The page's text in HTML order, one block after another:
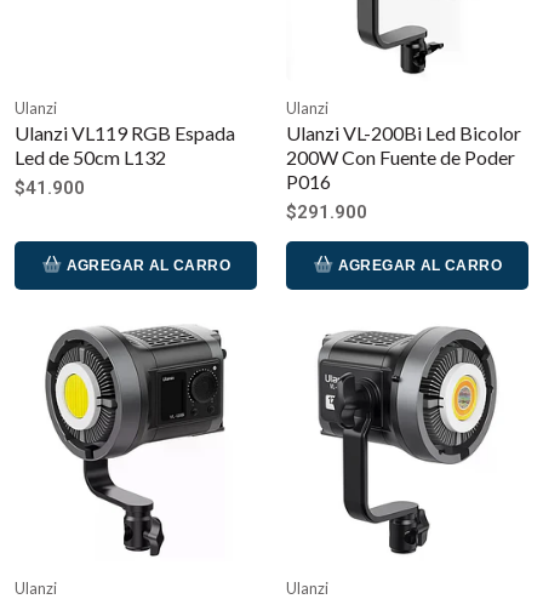
Ulanzi
Ulanzi VL119 RGB Espada
Led de 50cm L132
$41.900
AGREGAR AL CARRO
Ulanzi
Ulanzi VL-200Bi Led Bicolor
200W Con Fuente de Poder
P016
$291.900
AGREGAR AL CARRO
Ulanzi Ulanzi